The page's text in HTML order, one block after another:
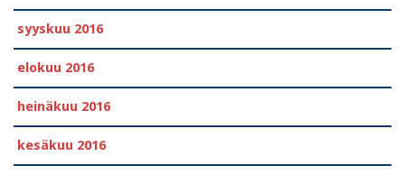
syyskuu 2016
elokuu 2016
heinäkuu 2016
kesäkuu 2016